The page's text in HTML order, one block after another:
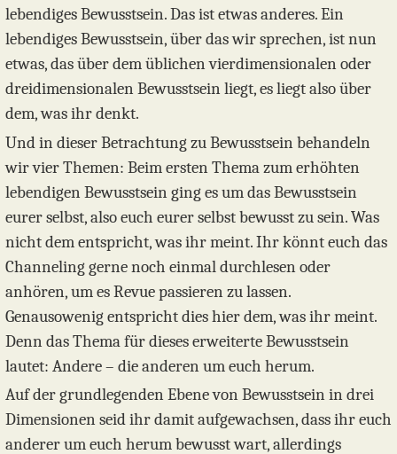
lebendiges Bewusstsein. Das ist etwas anderes. Ein
lebendiges Bewusstsein, über das wir sprechen, ist nun
etwas, das über dem üblichen vierdimensionalen oder
dreidimensionalen Bewusstsein liegt, es liegt also über
dem, was ihr denkt.
Und in dieser Betrachtung zu Bewusstsein behandeln
wir vier Themen: Beim ersten Thema zum erhöhten
lebendigen Bewusstsein ging es um das Bewusstsein
eurer selbst, also euch eurer selbst bewusst zu sein. Was
nicht dem entspricht, was ihr meint. Ihr könnt euch das
Channeling gerne noch einmal durchlesen oder
anhören, um es Revue passieren zu lassen.
Genausowenig entspricht dies hier dem, was ihr meint.
Denn das Thema für dieses erweiterte Bewusstsein
lautet: Andere – die anderen um euch herum.
Auf der grundlegenden Ebene von Bewusstsein in drei
Dimensionen seid ihr damit aufgewachsen, dass ihr euch
anderer um euch herum bewusst wart, allerdings